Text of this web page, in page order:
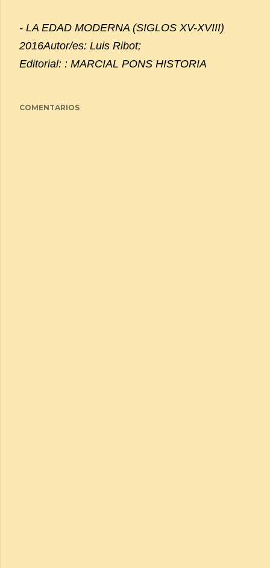
- LA EDAD MODERNA (SIGLOS XV-XVIII)
2016Autor/es: Luis Ribot;
Editorial: : MARCIAL PONS HISTORIA
COMENTARIOS